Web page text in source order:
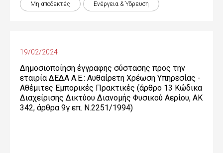
Μη αποδεκτές Ενέργεια & Ύδρευση
19/02/2024
Δημοσιοποίηση έγγραφης σύστασης προς την
εταιρία ΔΕΔΑ Α.Ε.: Αυθαίρετη Χρέωση Υπηρεσίας -
Αθέμιτες Εμπορικές Πρακτικές (άρθρο 13 Κώδικα
Διαχείρισης Δικτύου Διανομής Φυσικού Αερίου, ΑΚ
342, άρθρα 9γ επ. Ν.2251/1994)